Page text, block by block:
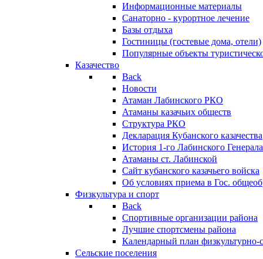
Информационные материалы
Санаторно - курортное лечение
Базы отдыха
Гостиницы (гостевые дома, отели)
Популярные объекты
Казачество
Back
Новости
Атаман Лабинского РКО
Атаманы казачьих обществ
Структура РКО
Декларация Кубанского казачества
История 1-го Лабинского
Атаманы ст. Лабинской
Cайт кубанского казачьего войска
Об условиях приема в Гос.
Физкультура и спорт
Back
Спортивные организации района
Лучшие спортсмены района
Календарный план
Сельские поселения